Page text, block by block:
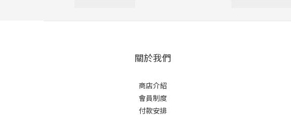
關於我們
商店介紹
會員制度
付款安排